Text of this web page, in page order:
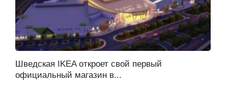
Шведская IKEA откроет свой первый
официальный магазин в...